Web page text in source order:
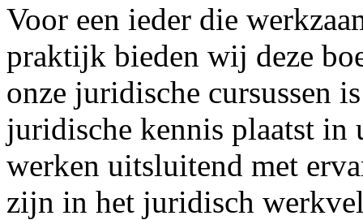
Voor een ieder die
praktijk bieden wij deze
onze juridische cursussen
juridische kennis plaatst
werken uitsluitend met
zijn in het juridisch